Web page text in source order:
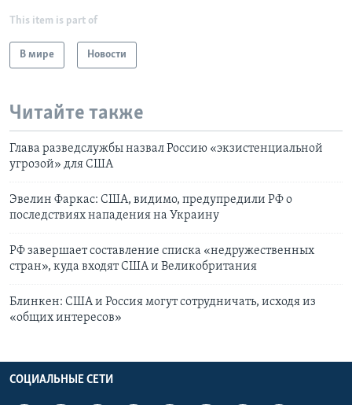
This item is part of
В мире Новости
Читайте также
Глава разведслужбы назвал Россию «экзистенциальной
угрозой» для США
Эвелин Фаркас: США, видимо, предупредили РФ о
последствиях нападения на Украину
РФ завершает составление списка «недружественных
стран», куда входят США и Великобритания
Блинкен: США и Россия могут сотрудничать, исходя из
«общих интересов»
СОЦИАЛЬНЫЕ СЕТИ